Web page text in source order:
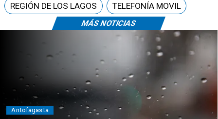
MÁS NOTICIAS
REGIÓN DE LOS LAGOS
TELEFONÍA MOVIL
Antofagasta